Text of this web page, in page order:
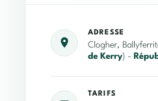
ADRESSE
Clogher,
de Kerry) -
TARIFS